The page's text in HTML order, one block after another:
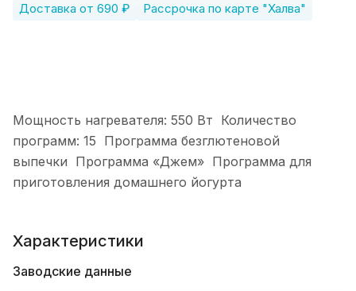
Доставка от 690 ₽
Рассрочка по карте "Халва"
Мощность нагревателя: 550 Вт Количество
программ: 15 Программа безглютеновой
выпечки Программа «Джем» Программа для
приготовления домашнего йогурта
Характеристики
Заводские данные